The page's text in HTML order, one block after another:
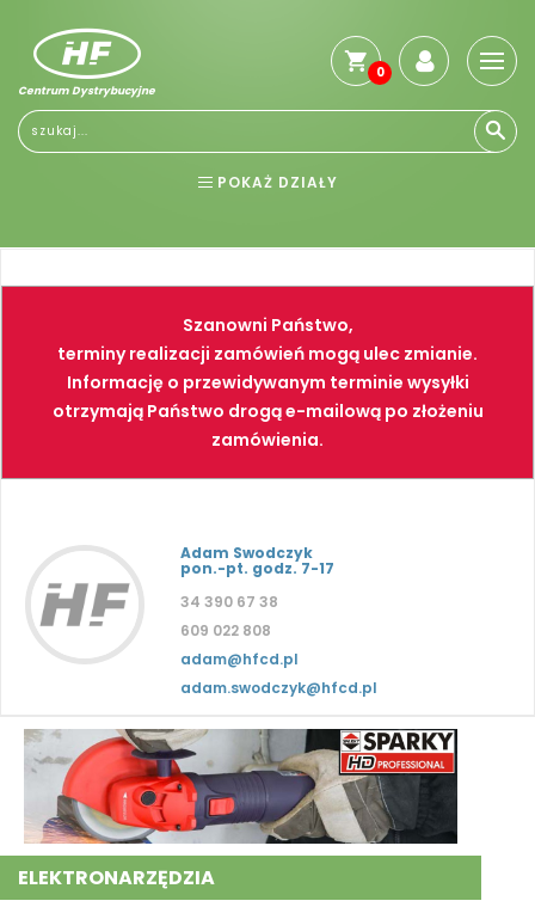
Centrum Dystrybucyjne
0
POKAŻ DZIAŁY
NARZĘDZIA SPAWALNICTWO
FARBY PNEUMATYKA
Szanowni Państwo,
terminy realizacji zamówień mogą ulec zmianie.
Informację o przewidywanym terminie wysyłki
otrzymają Państwo drogą e-mailową po złożeniu
zamówienia.
Adam Swodczyk
pon.-pt. godz. 7-17
34 390 67 38
609 022 808
adam@hfcd.pl
adam.swodczyk@hfcd.pl
ELEKTRONARZĘDZIA